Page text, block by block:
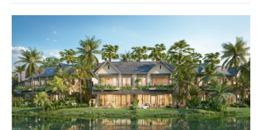
thu hút thành công từ đầu năm đến nay lên gần 350